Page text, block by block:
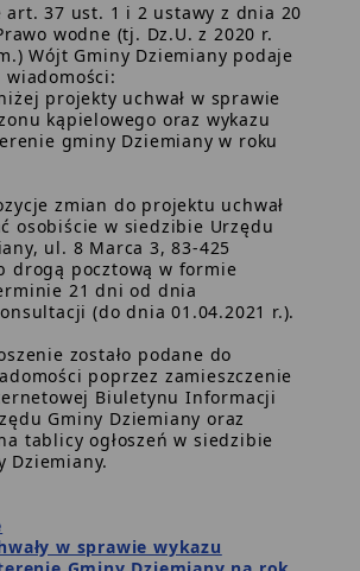
art. 37 ust. 1 i 2 ustawy z dnia 20
wodne (tj. Dz.U. z 2020 r.
Wójt Gminy Dziemiany podaje
projekty uchwał w sprawie
kąpielowego oraz wykazu
gminy Dziemiany w roku
zmian do projektu uchwał
osobiście w siedzibie Urzędu
ul. 8 Marca 3, 83-425
drogą pocztową w formie
21 dni od dnia
(do dnia 01.04.2021 r.).
zostało podane do
poprzez zamieszczenie
Biuletynu Informacji
Gminy Dziemiany oraz
tablicy ogłoszeń w siedzibie
Dziemiany.
w sprawie wykazu